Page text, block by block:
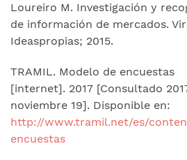
Loureiro M. Investigación y
de información de mercados.
Ideaspropias; 2015.
TRAMIL. Modelo de encuestas
[internet]. 2017 [Consultado
noviembre 19]. Disponible en:
http://www.tramil.net/es/
encuestas